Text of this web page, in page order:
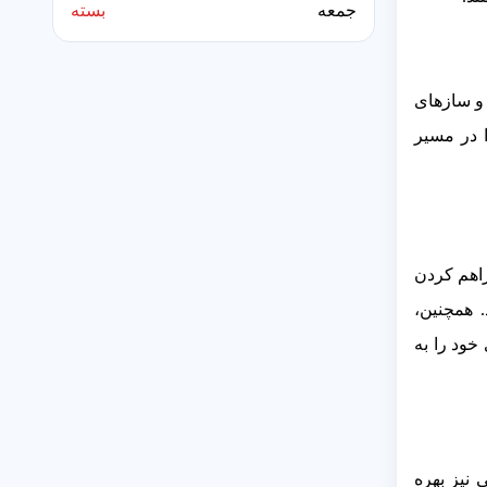
و سازهای
در مسیر
کردن
همچنین،
را به
نیز بهره
جمعه بسته